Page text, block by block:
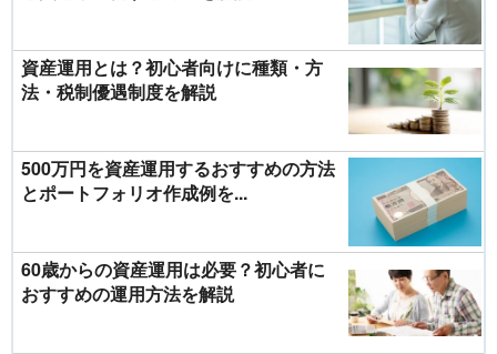
資産運用とは？初心者向けに種類・方
法・税制優遇制度を解説
500万円を資産運用するおすすめの方法
とポートフォリオ作成例を...
60歳からの資産運用は必要？初心者に
おすすめの運用方法を解説